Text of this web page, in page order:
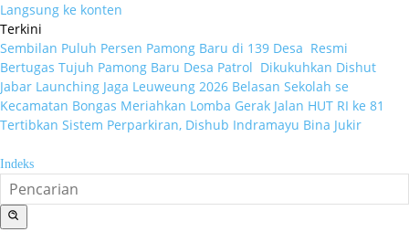
Langsung ke konten
Terkini
Sembilan Puluh Persen Pamong Baru di 139 Desa Resmi
Bertugas Tujuh Pamong Baru Desa Patrol Dikukuhkan Dishut
Jabar Launching Jaga Leuweung 2026 Belasan Sekolah se
Kecamatan Bongas Meriahkan Lomba Gerak Jalan HUT RI ke 81
Tertibkan Sistem Perparkiran, Dishub Indramayu Bina Jukir
Indeks